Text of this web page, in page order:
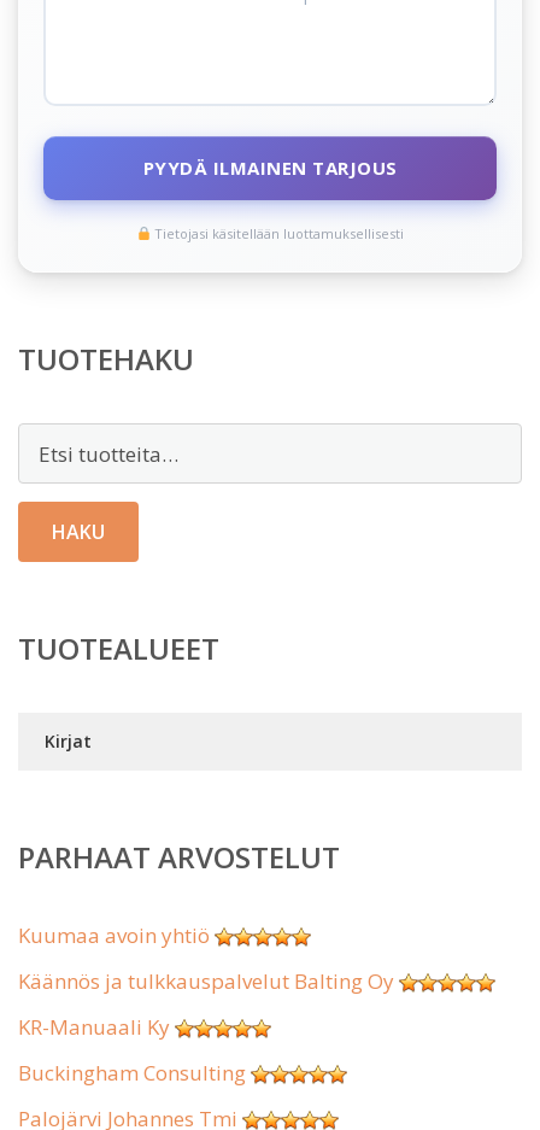
PYYDÄ ILMAINEN TARJOUS
Tietojasi käsitellään luottamuksellisesti
TUOTEHAKU
HAKU
TUOTEALUEET
Kirjat
PARHAAT ARVOSTELUT
Kuumaa avoin yhtiö
Käännös ja tulkkauspalvelut Balting Oy
KR-Manuaali Ky
Buckingham Consulting
Palojärvi Johannes Tmi